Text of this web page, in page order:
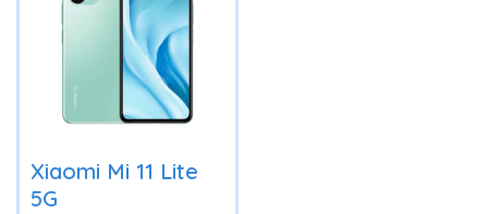
Xiaomi Mi 11 Lite
5G